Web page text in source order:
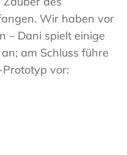
Wir haben vor
– Dani spielt einige
am Schluss führe
vor: